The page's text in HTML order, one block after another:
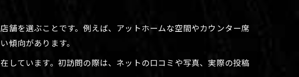
舗を選ぶことです。例えば、アットホームな空間やカウンター席
傾向があります。
しています。初訪問の際は、ネットの口コミや写真、実際の投稿